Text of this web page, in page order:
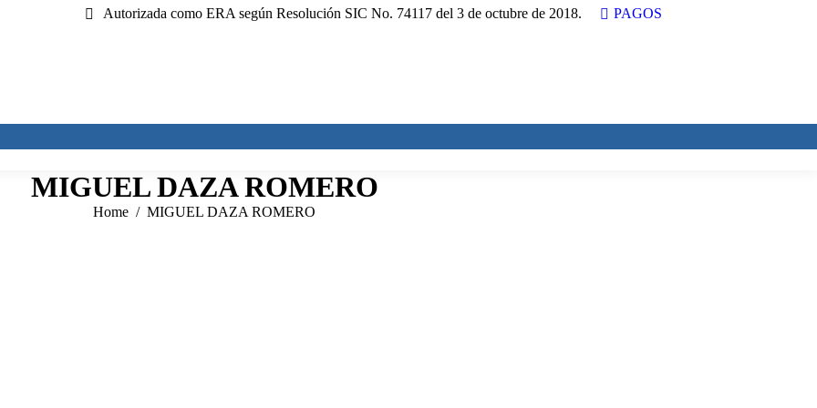
Autorizada como ERA según Resolución SIC No. 74117 del 3 de octubre de 2018. PAGOS
MIGUEL DAZA ROMERO
You are here:
Home MIGUEL DAZA ROMERO